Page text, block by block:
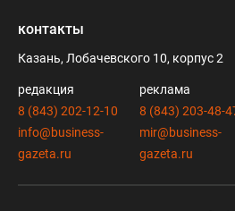
контакты
Казань, Лобачевского 10, корпус 2
редакция
8 (843) 202-12-10
info@business-
gazeta.ru
реклама
8 (843) 203-48-
mir@business-
gazeta.ru